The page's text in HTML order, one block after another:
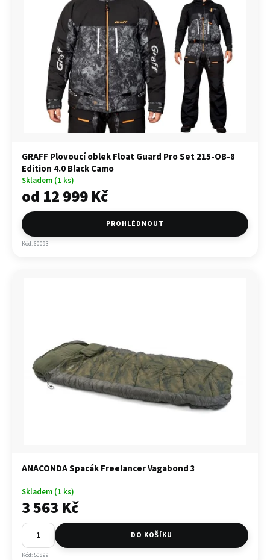
GRAFF Plovoucí oblek Float Guard Pro Set 215-OB-8
Edition 4.0 Black Camo
Skladem (1 ks)
od 12 999 Kč
PROHLÉDNOUT
Kód: 60093
ANACONDA Spacák Freelancer Vagabond 3
Skladem (1 ks)
3 563 Kč
DO KOŠÍKU
Kód: 50899